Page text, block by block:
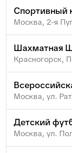
Спортивный
Москва, 2-я
Шахматная
Красногорск,
Москва, ул.
Детский
Москва, ул.